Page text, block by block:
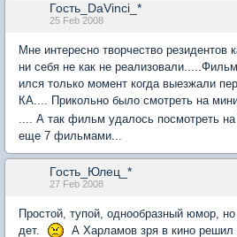
Гость_DaVinci_*
25 Feb 2008
Мне интересно творчество
ни себя не как не
ился только момент когда выезжали
КА.... Прикольно было смотреть на
.... А так фильм удалось посмотреть
еще 7 фильмами...
Гость_Юлец_*
27 Feb 2008
Простой, тупой, однообразный юмор, но
дет.
А Харламов зря в кино решил